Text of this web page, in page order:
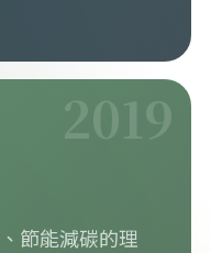
2019
節能減碳的理